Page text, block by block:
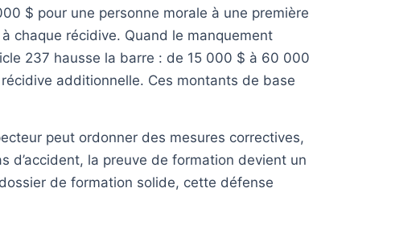
$ pour une personne morale à une première
chaque récidive. Quand le manquement
237 hausse la barre : de 15 000 $ à 60 000
additionnelle. Ces montants de base
peut ordonner des mesures correctives,
d’accident, la preuve de formation devient un
de formation solide, cette défense